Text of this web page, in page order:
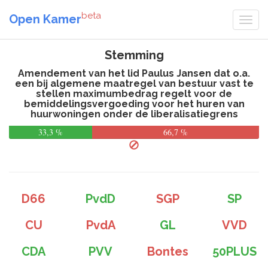
Open Kamerbeta
Stemming
Amendement van het lid Paulus Jansen dat o.a.
een bij algemene maatregel van bestuur vast te
stellen maximumbedrag regelt voor de
bemiddelingsvergoeding voor het huren van
huurwoningen onder de liberalisatiegrens
33,3 %
66,7 %
D66 PvdD SGP
SP
CU
PvdA GL
VVD
CDA
PVV Bontes 50PLUS